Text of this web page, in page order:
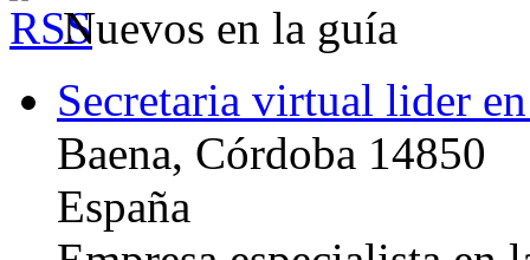
Nuevos en la guía
Secretaria virtual lider
Baena, Córdoba 14850
España